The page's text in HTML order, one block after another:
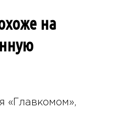
на
«Главкомом»,